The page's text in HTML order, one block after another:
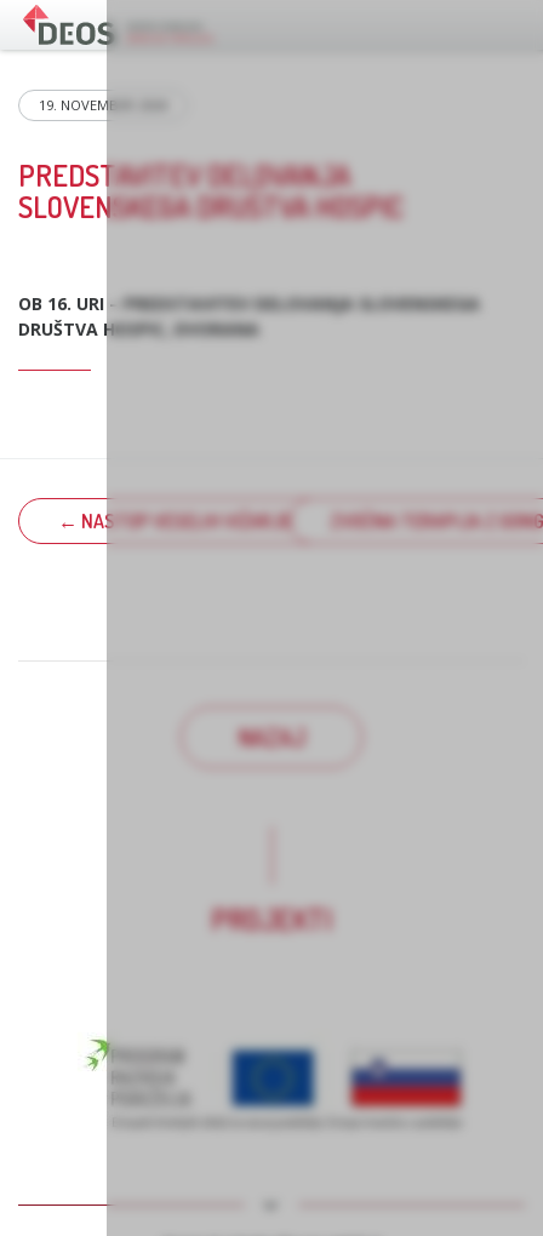
19. NOVEMBER 2024
PREDSTAVITEV DELOVANJA
SLOVENSKEGA DRUŠTVA HOSPIC
OB 16. URI – PREDSTAVITEV DELOVANJA SLOVENSKEGA
DRUŠTVA HOSPIC, DVORANA
← NASTOP VESELIH VIŽARJEV ZVOČNA TERAPIJA Z
NAZAJ
PROJEKTI